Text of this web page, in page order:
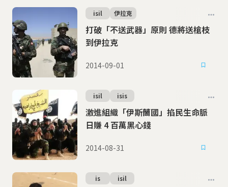
打破「不送武器」原則 德將送槍枝
到伊拉克
isil 伊拉克
2014-09-01
激進組織「伊斯蘭國」掐民生命脈
日賺 4 百萬黑心錢
isil isis
2014-08-31
is isil